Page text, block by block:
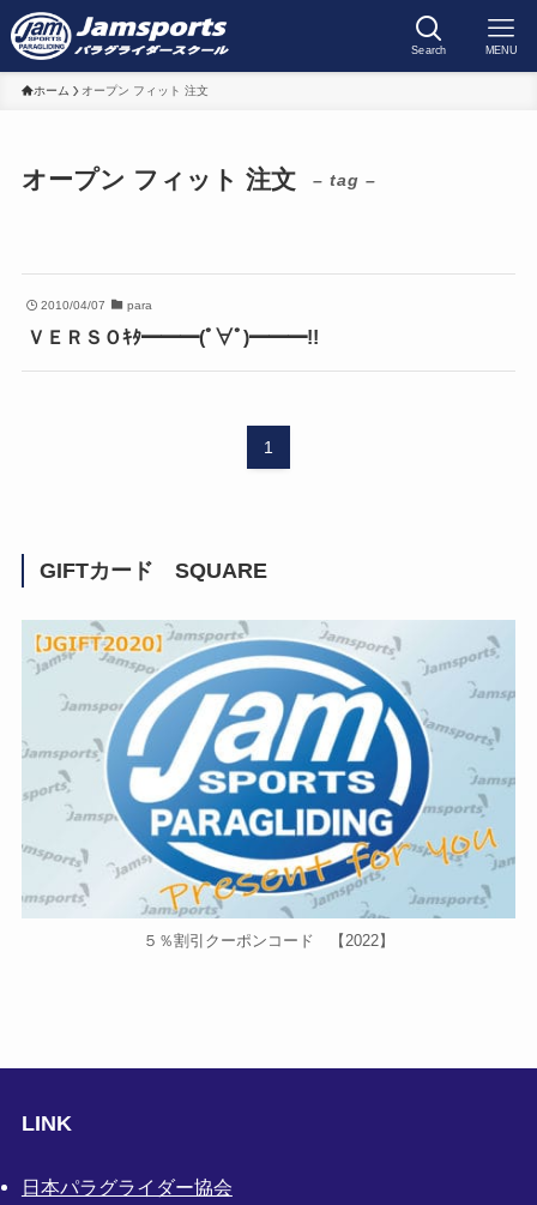
Search MENU
ホーム オープン フィット 注文
オープン フィット 注文 – tag –
2010/04/07 para
ＶＥＲＳＯｷﾀ━━━(ﾟ∀ﾟ)━━━!!
1
GIFTカード SQUARE
５％割引クーポンコード 【2022】
LINK
日本パラグライダー協会